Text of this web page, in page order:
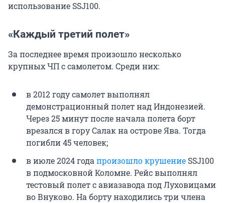
использование SSJ100.
«Каждый третий полет»
За последнее время произошло несколько
крупных ЧП с самолетом. Среди них:
в 2012 году самолет выполнял
демонстрационный полет над Индонезией.
Через 25 минут после начала полета борт
врезался в гору Салак на острове Ява. Тогда
погибли 45 человек;
в июле 2024 годапроизошло крушение SSJ100
в подмосковной Коломне. Рейс выполнял
тестовый полет с авиазавода под Луховицами
во Внуково. На борту находились три члена